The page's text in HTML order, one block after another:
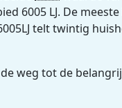
6005 LJ. De
telt twintig
weg tot de